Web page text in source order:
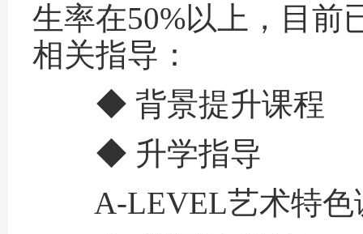
生率在50%以上，目前
相关指导：
◆ 背景提升课程
◆ 升学指导
A-LEVEL艺术特色